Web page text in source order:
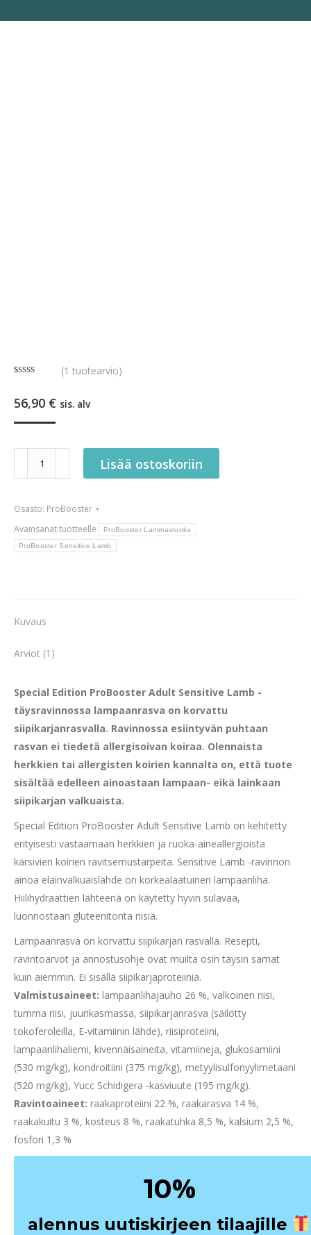
56,90 € sis. alv
perustuen
asiakkaan
(1 tuotearvio)
Adult
Sensitive
Lamb
Lisää ostoskoriin
Osasto: ProBooster
Avainsanat tuotteelle
ProBooster Lammasruoka
ProBooster Sensitive Lamb
Kuvaus
Arviot (1)
Special Edition ProBooster Adult Sensitive Lamb -
täysravinnossa lampaanrasva on korvattu
siipikarjanrasvalla. Ravinnossa esiintyvän puhtaan
rasvan ei tiedetä allergisoivan koiraa. Olennaista
herkkien tai allergisten koirien kannalta on, että tuote
sisältää edelleen ainoastaan lampaan- eikä lainkaan
siipikarjan valkuaista.
Special Edition ProBooster Adult Sensitive Lamb on kehitetty
erityisesti vastaamaan herkkien ja ruoka-aineallergioista
kärsivien koirien ravitsemustarpeita. Sensitive Lamb -ravinnon
ainoa eläinvalkuaislähde on korkealaatuinen lampaanliha.
Hiilihydraattien lähteenä on käytetty hyvin sulavaa,
luonnostaan gluteenitonta riisiä.
Lampaanrasva on korvattu siipikarjan rasvalla. Resepti,
ravintoarvot ja annostusohje ovat muilta osin täysin samat
kuin aiemmin. Ei sisällä siipikarjaproteiinia.
Valmistusaineet: lampaanlihajauho 26 %, valkoinen riisi,
tumma riisi, juurikasmassa, siipikarjanrasva (säilötty
tokoferoleilla, E-vitamiinin lähde), riisiproteiini,
lampaanlihaliemi, kivennäisaineita, vitamiineja, glukosamiini
(530 mg/kg), kondroitiini (375 mg/kg), metyylisulfonyylimetaani
(520 mg/kg), Yucc Schidigera -kasviuute (195 mg/kg).
Ravintoaineet: raakaproteiini 22 %, raakarasva 14 %,
raakakuitu 3 %, kosteus 8 %, raakatuhka 8,5 %, kalsium 2,5 %,
fosfori 1,3 %
10%
alennus uutiskirjeen tilaajille